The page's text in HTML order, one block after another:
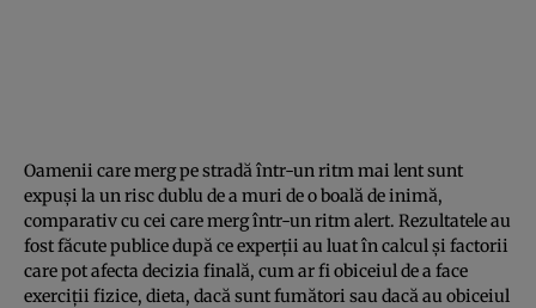
Oamenii care merg pe stradă într-un ritm mai lent sunt
expuşi la un risc dublu de a muri de o boală de inimă,
comparativ cu cei care merg într-un ritm alert. Rezultatele au
fost făcute publice după ce experţii au luat în calcul şi factorii
care pot afecta decizia finală, cum ar fi obiceiul de a face
exerciţii fizice, dieta, dacă sunt fumători sau dacă au obiceiul